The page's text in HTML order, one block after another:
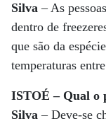
Silva – As
dentro de
que são da
temperaturas
ISTOÉ – Qual o
Silva – Deve-se